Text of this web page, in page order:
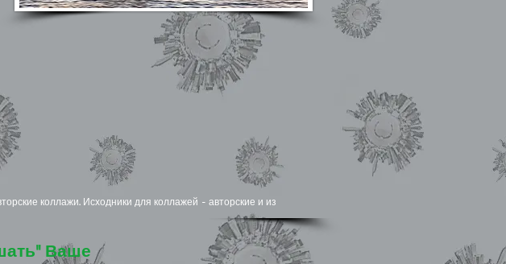
коллажи. Исходники для коллажей - авторские и из
Ваше